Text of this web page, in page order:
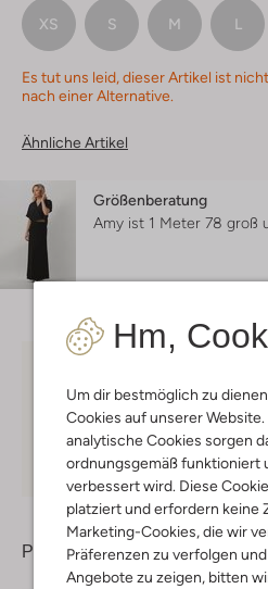
Hm,
Um dir bestmöglich zu
Cookies auf unserer
analytische Cookies sorgen
ordnungsgemäß funktioniert
verbessert wird. Diese
platziert und erfordern keine
Marketing-Cookies, die wir
Präferenzen zu verfolgen
Angebote zu zeigen, bitten
XS S M L
Es tut uns leid, dieser Artikel ist
nach einer Alternative.
Ähnliche Artikel
Größenberatung
Amy ist 1 Meter 78 groß
Mitglieder in Deutschland
Kauf auf Rechnung 30
Produktinformation